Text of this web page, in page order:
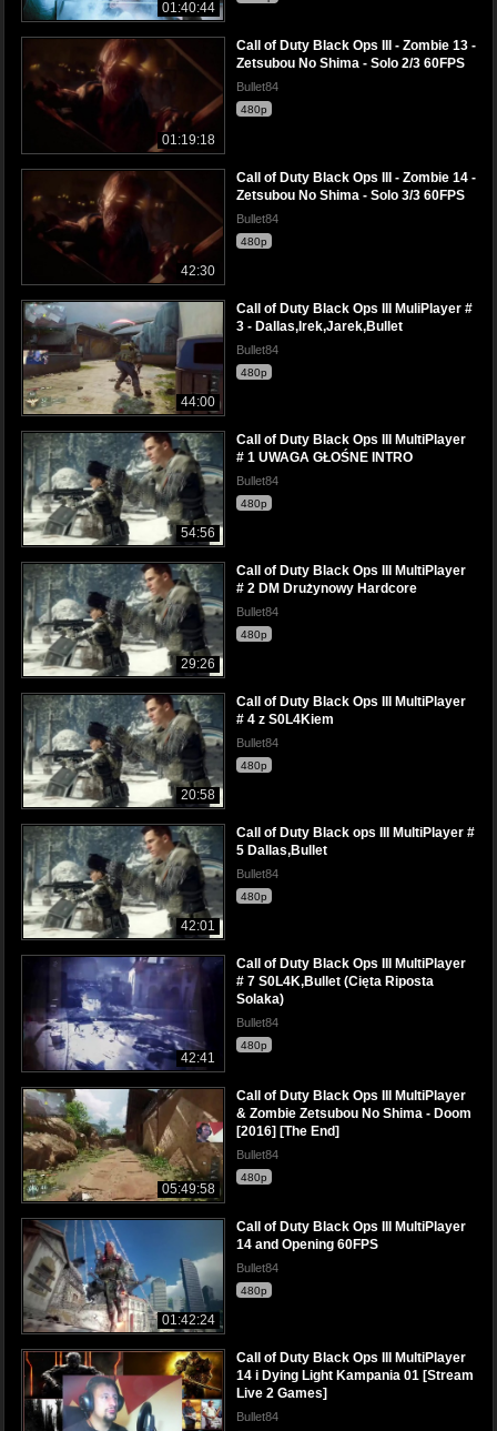
01:40:44
01:19:18
Call of Duty Black Ops III - Zombie 13 -
Zetsubou No Shima - Solo 2/3 60FPS
Bullet84
480p
42:30
Call of Duty Black Ops III - Zombie 14 -
Zetsubou No Shima - Solo 3/3 60FPS
Bullet84
480p
44:00
Call of Duty Black Ops III MuliPlayer #
3 - Dallas,Irek,Jarek,Bullet
Bullet84
480p
54:56
Call of Duty Black Ops III MultiPlayer
# 1 UWAGA GŁOŚNE INTRO
Bullet84
480p
29:26
Call of Duty Black Ops III MultiPlayer
# 2 DM Drużynowy Hardcore
Bullet84
480p
20:58
Call of Duty Black Ops III MultiPlayer
# 4 z S0L4Kiem
Bullet84
480p
42:01
Call of Duty Black ops III MultiPlayer #
5 Dallas,Bullet
Bullet84
480p
42:41
Call of Duty Black Ops III MultiPlayer
# 7 S0L4K,Bullet (Cięta Riposta
Solaka)
Bullet84
480p
05:49:58
Call of Duty Black Ops III MultiPlayer
& Zombie Zetsubou No Shima - Doom
[2016] [The End]
Bullet84
480p
01:42:24
Call of Duty Black Ops III MultiPlayer
14 and Opening 60FPS
Bullet84
480p
Call of Duty Black Ops III MultiPlayer
14 i Dying Light Kampania 01 [Stream
Live 2 Games]
Bullet84